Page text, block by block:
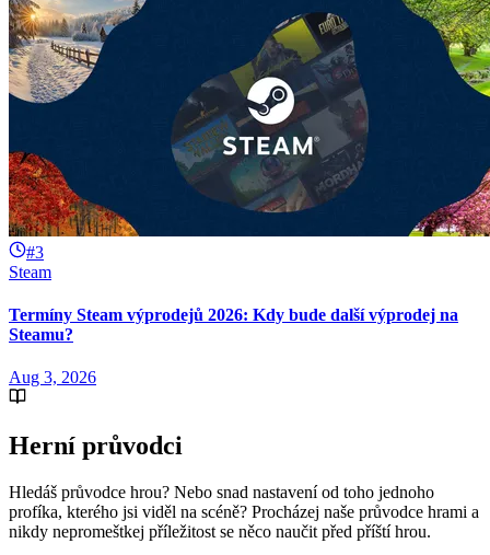
#3
Steam
Termíny Steam výprodejů 2026: Kdy bude další výprodej na
Steamu?
Aug 3, 2026
Herní průvodci
Hledáš průvodce hrou? Nebo snad nastavení od toho jednoho
profíka, kterého jsi viděl na scéně? Procházej naše průvodce hrami a
nikdy nepromeštkej příležitost se něco naučit před příští hrou.